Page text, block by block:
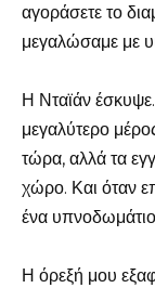
αγοράσετε το
μεγαλώσαμε με
Η Νταϊάν έσκυψε.
μεγαλύτερο
τώρα, αλλά τα
χώρο. Και όταν
ένα
Η όρεξή μου